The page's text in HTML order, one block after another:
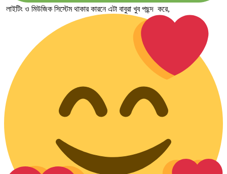
লাইটিং ও মিউজিক সিস্টেম থাকার কারনে এটা বাবুরা খুব পছন্দ করে,